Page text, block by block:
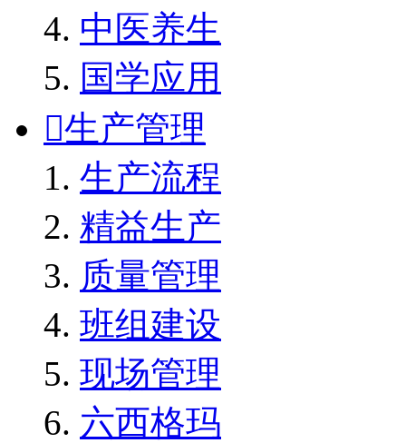
中医养生
国学应用
生产管理
生产流程
精益生产
质量管理
班组建设
现场管理
六西格玛